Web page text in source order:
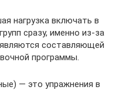
нагрузка включать в
сразу, именно из-за
составляющей
программы.
— это упражнения в